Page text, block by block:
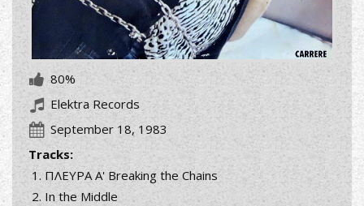
80%
Elektra Records
September 18, 1983
Tracks:
ΠΛΕΥΡΑ Α' Breaking the Chains
In the Middle